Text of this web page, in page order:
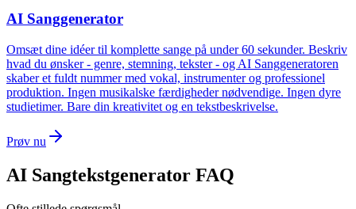
AI Sanggenerator
Omsæt dine idéer til komplette sange på under 60 sekunder. Beskriv
hvad du ønsker - genre, stemning, tekster - og AI Sanggeneratoren
skaber et fuldt nummer med vokal, instrumenter og professionel
produktion. Ingen musikalske færdigheder nødvendige. Ingen dyre
studietimer. Bare din kreativitet og en tekstbeskrivelse.
Prøv nu
AI Sangtekstgenerator FAQ